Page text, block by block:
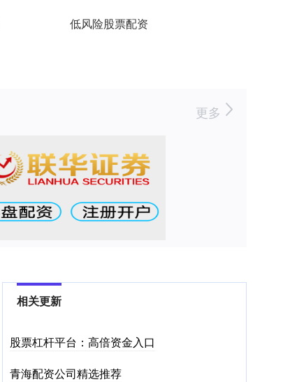
低风险股票配资
更多
相关更新
股票杠杆平台：高倍资金入口
青海配资公司精选推荐